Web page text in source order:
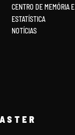
CENTRO DE MEMÓRIA E
ESTATÍSTICA
NOTÍCIAS